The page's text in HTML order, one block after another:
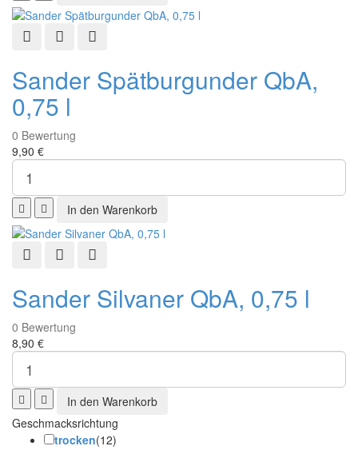
SchnellansichtZur Wunschliste hinzufügen
Sander Spätburgunder QbA,
0,75 l
0 Bewertung
9,90 €
SchnellansichtZur Wunschliste hinzufügen
Sander Silvaner QbA, 0,75 l
0 Bewertung
8,90 €
Geschmacksrichtung
trocken(12)